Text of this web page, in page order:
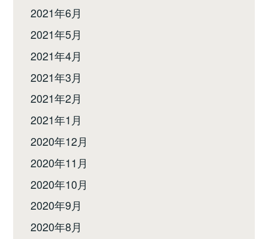
2021年6月
2021年5月
2021年4月
2021年3月
2021年2月
2021年1月
2020年12月
2020年11月
2020年10月
2020年9月
2020年8月